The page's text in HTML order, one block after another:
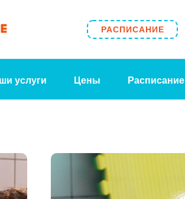
РАСПИСАНИЕ
услуги Цены Расписание